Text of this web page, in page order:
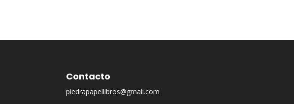
Contacto
piedrapapellibros@gmail.com